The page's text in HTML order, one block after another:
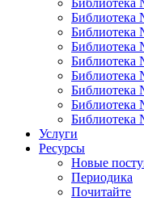
Библиотека
Библиотека
Библиотека
Библиотека
Библиотека
Библиотека
Библиотека
Библиотека
Услуги
Ресурсы
Новые
Периодика
Почитайте